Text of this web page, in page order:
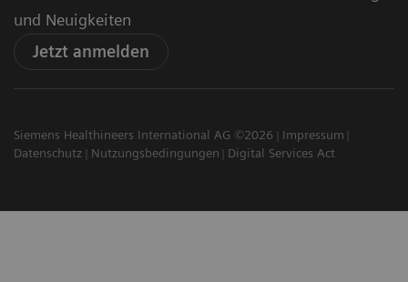
und Neuigkeiten
Jetzt anmelden
Siemens Healthineers International AG ©2026
Impressum
Datenschutz
Nutzungsbedingungen Digital Services Act